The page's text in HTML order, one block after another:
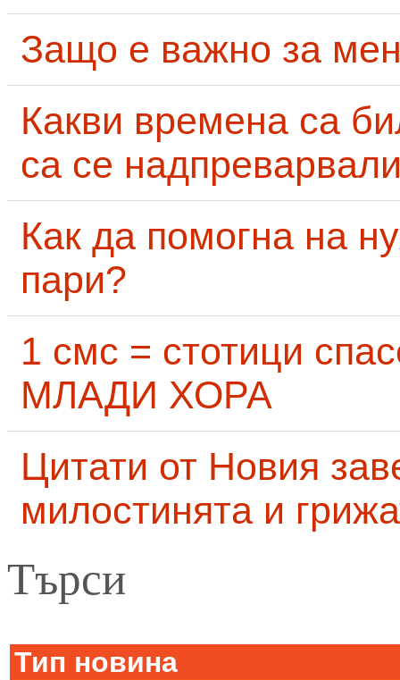
Защо е важно за
Какви времена са
са се
Как да помогна на
пари?
1 смс = стотици
МЛАДИ ХОРА
Цитати от Новия
милостинята и
Търси
Тип новина